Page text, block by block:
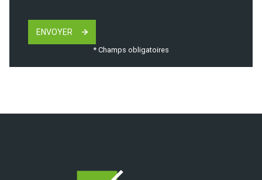
ENVOYER
* Champs obligatoires